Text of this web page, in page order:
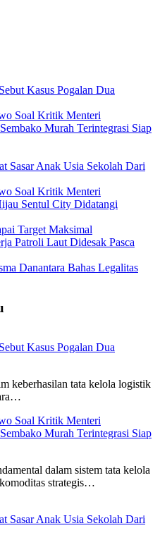
Kasus Pogalan Dua
Murah Terintegrasi Siap
Sasar Anak Usia Sekolah Dari
Sentul City Didatangi
Patroli Laut Didesak Pasca
Danantara Bahas Legalitas
Kasus Pogalan Dua
keberhasilan tata kelola logistik
Murah Terintegrasi Siap
dalam sistem tata kelola
strategis…
Sasar Anak Usia Sekolah Dari